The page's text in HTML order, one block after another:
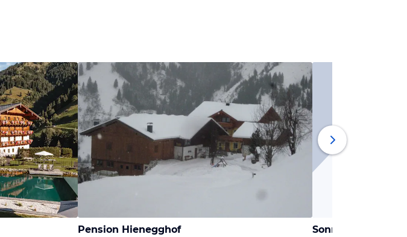
Pension Hienegghof Sonnseit Chalets